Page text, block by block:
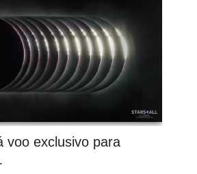
voo exclusivo para